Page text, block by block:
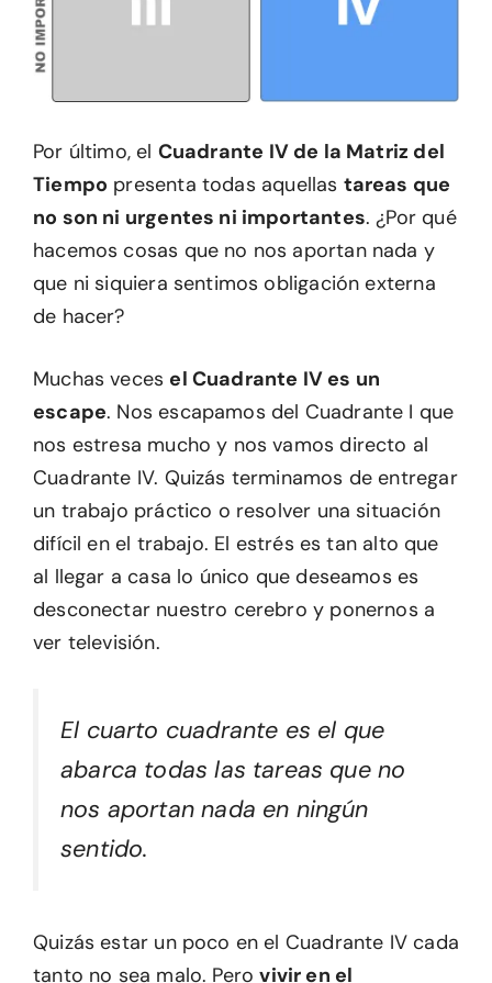
Por último, el Cuadrante IV de la Matriz del
Tiempo presenta todas aquellas tareas que
no son ni urgentes ni importantes. ¿Por qué
hacemos cosas que no nos aportan nada y
que ni siquiera sentimos obligación externa
de hacer?
Muchas veces el Cuadrante IV es un
escape. Nos escapamos del Cuadrante I que
nos estresa mucho y nos vamos directo al
Cuadrante IV. Quizás terminamos de entregar
un trabajo práctico o resolver una situación
difícil en el trabajo. El estrés es tan alto que
al llegar a casa lo único que deseamos es
desconectar nuestro cerebro y ponernos a
ver televisión.
El cuarto cuadrante es el que
abarca todas las tareas que no
nos aportan nada en ningún
sentido.
Quizás estar un poco en el Cuadrante IV cada
tanto no sea malo. Perovivir en el